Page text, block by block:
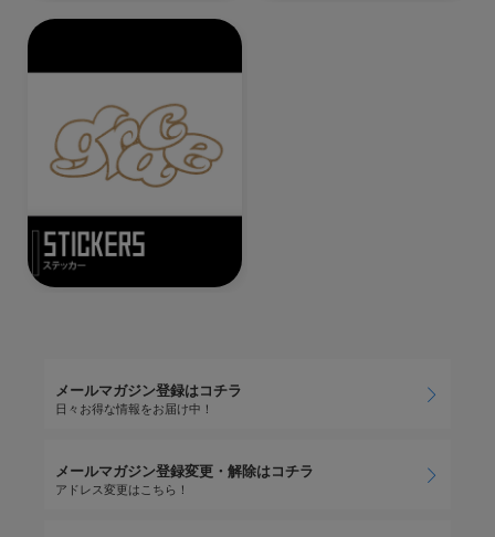
メールマガジン登録はコチラ
日々お得な情報をお届け中！
メールマガジン登録変更・解除はコチラ
アドレス変更はこちら！